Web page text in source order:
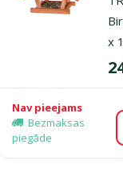
x
Nav pieejams
Bezmaksas
piegāde